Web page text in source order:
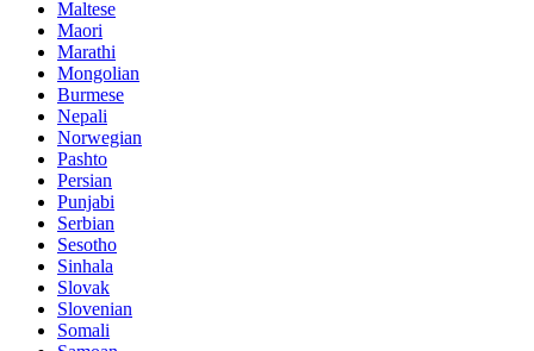
Maltese
Maori
Marathi
Mongolian
Burmese
Nepali
Norwegian
Pashto
Persian
Punjabi
Serbian
Sesotho
Sinhala
Slovak
Slovenian
Somali